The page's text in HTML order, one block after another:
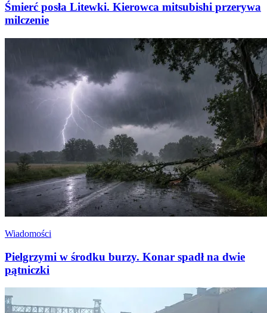
Śmierć posła Litewki. Kierowca mitsubishi przerywa
milczenie
Wiadomości
Pielgrzymi w środku burzy. Konar spadł na dwie
pątniczki